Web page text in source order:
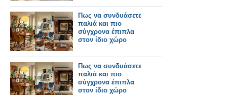
Πως να συνδυάσετε
παλιά και πιο
σύγχρονα έπιπλα
στον ίδιο χώρο
Πως να συνδυάσετε
παλιά και πιο
σύγχρονα έπιπλα
στον ίδιο χώρο